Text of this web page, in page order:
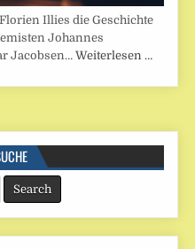
Illies die Geschichte
Johannes
Jacobsen…Weiterlesen …